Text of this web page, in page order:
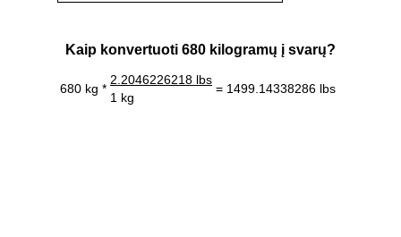
Kaip konvertuoti 680 kilogramų į svarų?
680 kg *
2.2046226218 lbs
= 1499.14338286 lbs
1 kg